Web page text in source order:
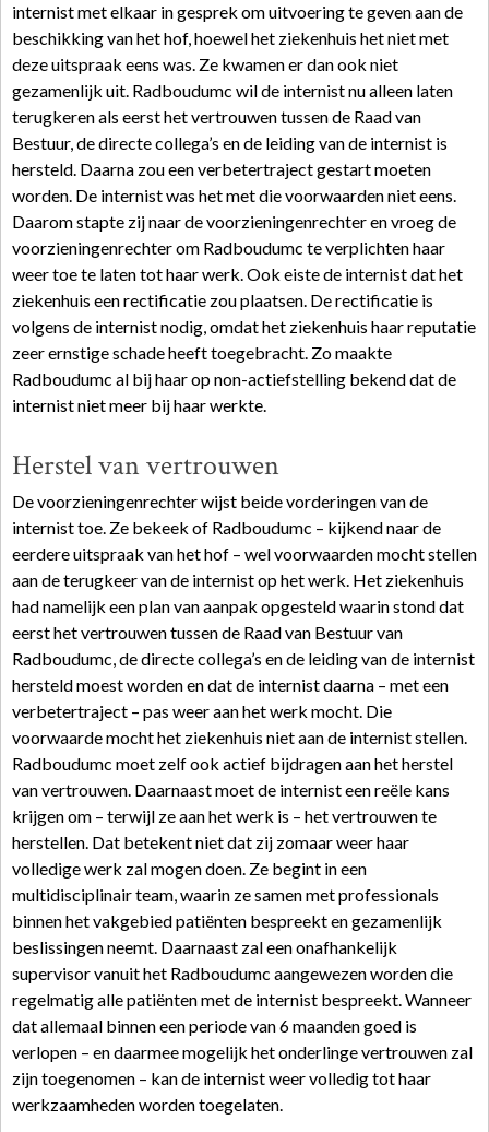
internist met elkaar in gesprek om uitvoering te geven aan de
beschikking van het hof, hoewel het ziekenhuis het niet met
deze uitspraak eens was. Ze kwamen er dan ook niet
gezamenlijk uit. Radboudumc wil de internist nu alleen laten
terugkeren als eerst het vertrouwen tussen de Raad van
Bestuur, de directe collega’s en de leiding van de internist is
hersteld. Daarna zou een verbetertraject gestart moeten
worden. De internist was het met die voorwaarden niet eens.
Daarom stapte zij naar de voorzieningenrechter en vroeg de
voorzieningenrechter om Radboudumc te verplichten haar
weer toe te laten tot haar werk. Ook eiste de internist dat het
ziekenhuis een rectificatie zou plaatsen. De rectificatie is
volgens de internist nodig, omdat het ziekenhuis haar reputatie
zeer ernstige schade heeft toegebracht. Zo maakte
Radboudumc al bij haar op non-actiefstelling bekend dat de
internist niet meer bij haar werkte.
Herstel van vertrouwen
De voorzieningenrechter wijst beide vorderingen van de
internist toe. Ze bekeek of Radboudumc – kijkend naar de
eerdere uitspraak van het hof – wel voorwaarden mocht stellen
aan de terugkeer van de internist op het werk. Het ziekenhuis
had namelijk een plan van aanpak opgesteld waarin stond dat
eerst het vertrouwen tussen de Raad van Bestuur van
Radboudumc, de directe collega’s en de leiding van de internist
hersteld moest worden en dat de internist daarna – met een
verbetertraject – pas weer aan het werk mocht. Die
voorwaarde mocht het ziekenhuis niet aan de internist stellen.
Radboudumc moet zelf ook actief bijdragen aan het herstel
van vertrouwen. Daarnaast moet de internist een reële kans
krijgen om – terwijl ze aan het werk is – het vertrouwen te
herstellen. Dat betekent niet dat zij zomaar weer haar
volledige werk zal mogen doen. Ze begint in een
multidisciplinair team, waarin ze samen met professionals
binnen het vakgebied patiënten bespreekt en gezamenlijk
beslissingen neemt. Daarnaast zal een onafhankelijk
supervisor vanuit het Radboudumc aangewezen worden die
regelmatig alle patiënten met de internist bespreekt. Wanneer
dat allemaal binnen een periode van 6 maanden goed is
verlopen – en daarmee mogelijk het onderlinge vertrouwen zal
zijn toegenomen – kan de internist weer volledig tot haar
werkzaamheden worden toegelaten.